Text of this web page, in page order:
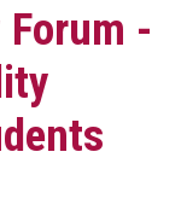
-